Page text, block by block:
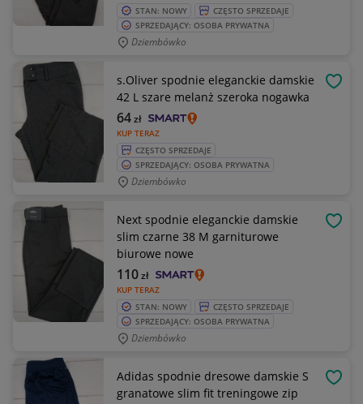
STAN: NOWY
CZĘSTO SPRZEDAJE
SPRZEDAJĄCY: OSOBA PRYWATNA
Dziembówko
s.Oliver spodnie eleganckie damskie
42 L szare melanż szeroka nogawka
KUP TERAZ
64zł
CZĘSTO SPRZEDAJE
SPRZEDAJĄCY: OSOBA PRYWATNA
Dziembówko
Next spodnie eleganckie damskie
slim czarne 38 M garniturowe
biurowe nowe
KUP TERAZ
110zł
STAN: NOWY
CZĘSTO SPRZEDAJE
SPRZEDAJĄCY: OSOBA PRYWATNA
Dziembówko
Adidas spodnie dresowe damskie S
granatowe slim fit treningowe zip